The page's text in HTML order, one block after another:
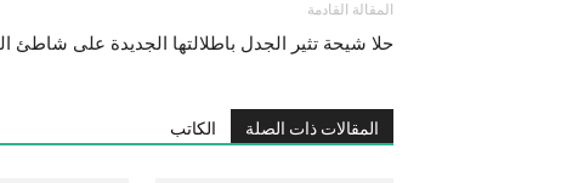
المقالة القادمة
حلا شيحة تثير الجدل باطلالتها الجديدة على شاطئ
المقالات ذات الصلة الكاتب